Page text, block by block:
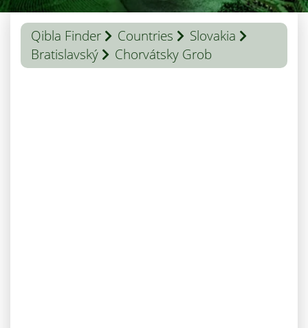
Qibla Finder Countries
Slovakia
Bratislavský
Chorvátsky Grob